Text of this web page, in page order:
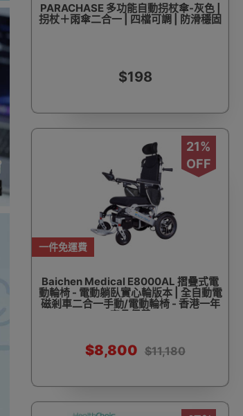
PARACHASE 多功能自動拐杖傘-灰色 |
拐杖＋雨傘二合一 | 四檔可調 | 防滑穩固
$198
一件免運費
21%
OFF
Baichen Medical E8000AL 摺疊式電
動輪椅 - 電動躺臥實心輪版本 | 全自動電
磁剎車二合一手動/電動輪椅 - 香港一年
產品保養
$8,800 $11,180